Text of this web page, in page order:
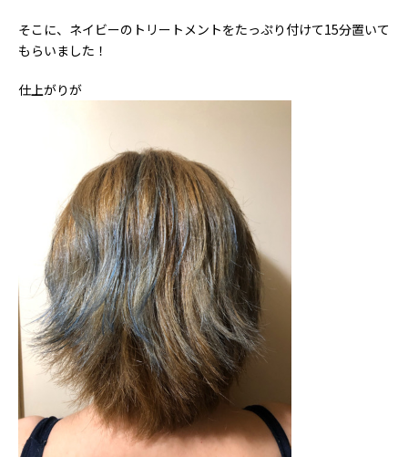
そこに、ネイビーのトリートメントをたっぷり付けて15分置いて
もらいました！
仕上がりが